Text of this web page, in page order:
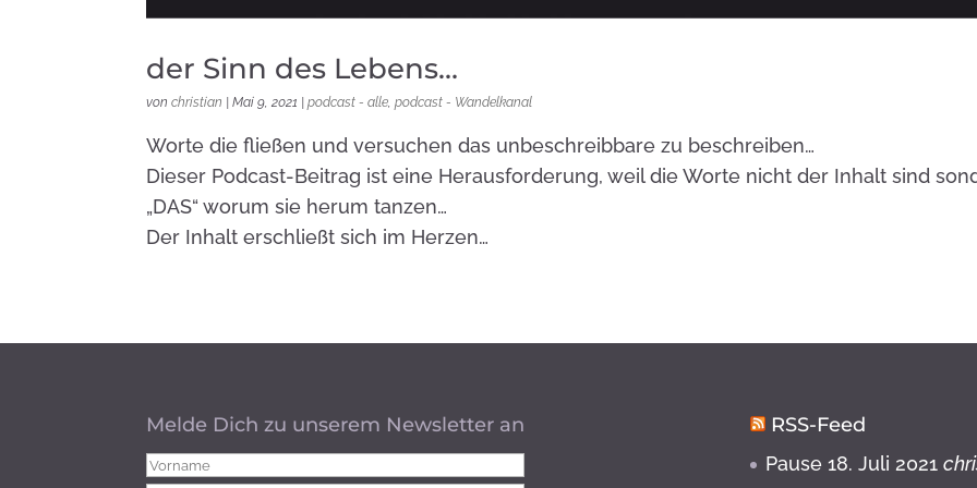
der Sinn des Lebens…
vonchristian |Mai 9, 2021 |podcast - alle ,podcast - Wandelkanal
Worte die fließen und versuchen das unbeschreibbare zu beschreiben…
Dieser Podcast-Beitrag ist eine Herausforderung, weil die Worte nicht der Inhalt sind
„DAS“ worum sie herum tanzen…
Der Inhalt erschließt sich im Herzen…
Melde Dich zu unserem Newsletter an RSS-Feed
Pause 18. Juli 2021